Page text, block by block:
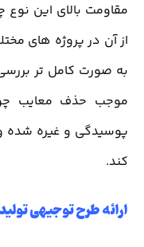
مقاومت بالای این
از آن در پروژه‌ های
به صورت کامل تر
موجب حذف معایب
پوسیدگی و غیره شده و
کند.
ارائه طرح توجیهی